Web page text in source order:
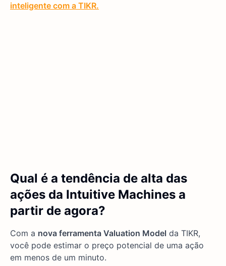
inteligente com a TIKR.
Qual é a tendência de alta das
ações da Intuitive Machines a
partir de agora?
Com a nova ferramenta Valuation Model da TIKR,
você pode estimar o preço potencial de uma ação
em menos de um minuto.